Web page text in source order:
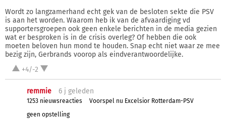
Wordt zo langzamerhand echt gek van de besloten sekte die PSV
is aan het worden. Waarom heb ik van de afvaardiging vd
supportersgroepen ook geen enkele berichten in de media gezien
wat er besproken is in de crisis overleg? Of hebben die ook
moeten beloven hun mond te houden. Snap echt niet waar ze mee
bezig zijn, Gerbrands voorop als eindverantwoordelijke.
+4/-2
remmie 6 j geleden
1253 nieuwsreacties
Voorspel nu Excelsior Rotterdam-PSV
geen opstelling